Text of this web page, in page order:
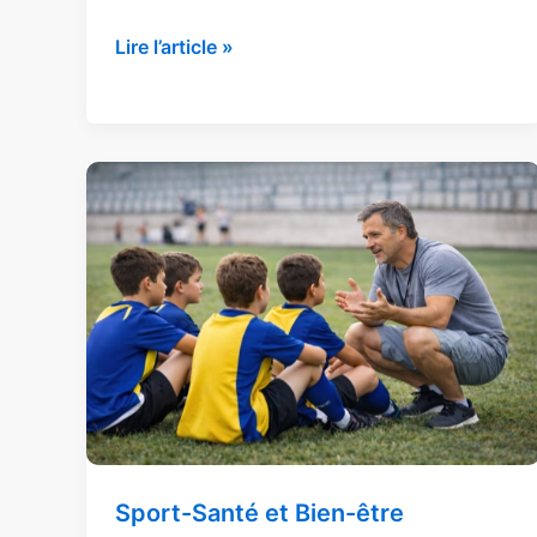
Lire l’article »
Sport-Santé et Bien-être
Bénévolat
sportif
:
le
moteur
des
clubs
amateurs